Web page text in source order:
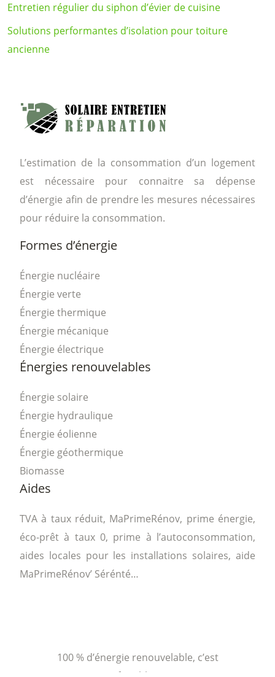
Entretien régulier du siphon d’évier de cuisine
Solutions performantes d’isolation pour toiture
ancienne
L’estimation de la consommation d’un logement
est nécessaire pour connaitre sa dépense
d’énergie afin de prendre les mesures nécessaires
pour réduire la consommation.
Formes d’énergie
Énergie nucléaire
Énergie verte
Énergie thermique
Énergie mécanique
Énergie électrique
Énergies renouvelables
Énergie solaire
Énergie hydraulique
Énergie éolienne
Énergie géothermique
Biomasse
Aides
TVA à taux réduit, MaPrimeRénov, prime énergie,
éco-prêt à taux 0, prime à l’autoconsommation,
aides locales pour les installations solaires, aide
MaPrimeRénov’ Sérénté…
100 % d’énergie renouvelable, c’est